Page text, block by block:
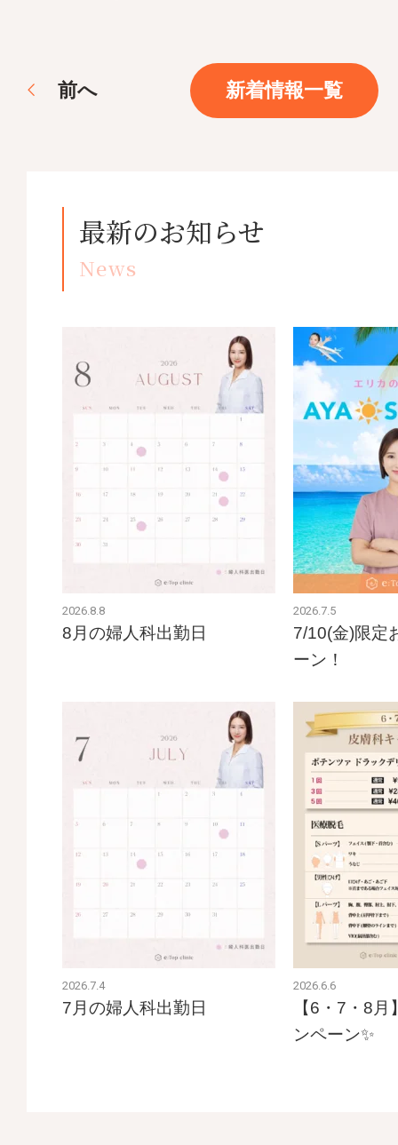
前へ 新着情報一覧
最新のお知らせ
News
2026.8.8
8月の婦人科出勤日
2026.7.5
7/10(金)限定
ーン！
2026.7.4
7月の婦人科出勤日
2026.6.6
【6・7・8
ンペーン✨